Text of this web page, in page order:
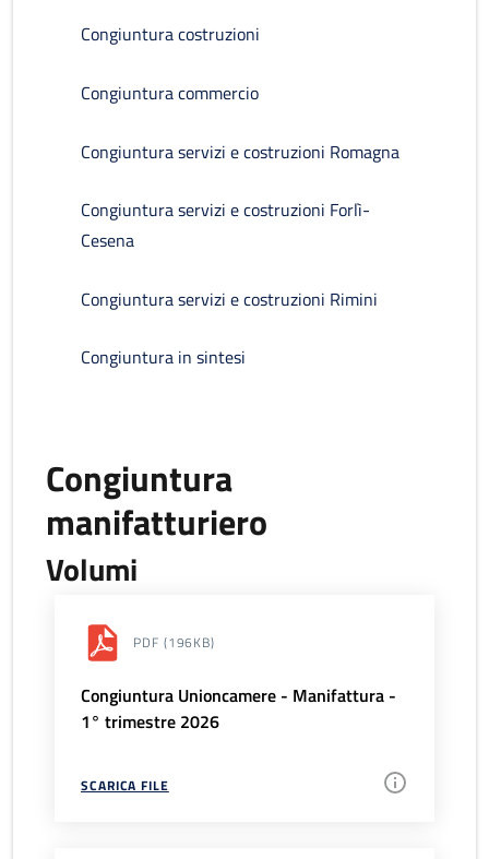
Congiuntura costruzioni
Congiuntura commercio
Congiuntura servizi e costruzioni Romagna
Congiuntura servizi e costruzioni Forlì-
Cesena
Congiuntura servizi e costruzioni Rimini
Congiuntura in sintesi
Congiuntura
manifatturiero
Volumi
PDF (196KB)
Congiuntura Unioncamere - Manifattura -
1° trimestre 2026
SCARICA FILE